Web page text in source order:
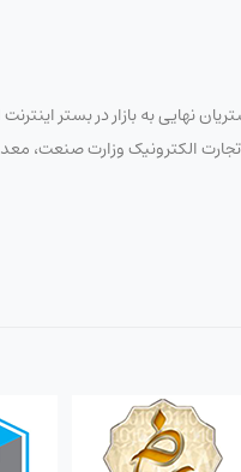
اختلال در عملکرد
به بازار در بستر اینترنت
تجارت الکترونیک وزارت صنعت،